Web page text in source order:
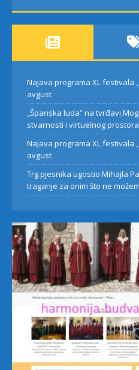
Najava programa XL festivala
avgust
„Španska luda“ na tvrđavi
stvarnosti i virtuelnog prostora
Najava programa XL festivala
avgust
Trg pjesnika ugostio Mihajla
traganje za onim što ne